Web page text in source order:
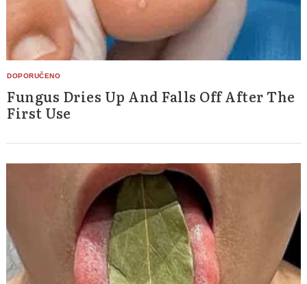
Fungus Dries Up And Falls Off After The
First Use